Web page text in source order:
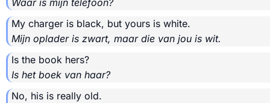
Waar is mijn telefoon?
My charger is black, but yours is white.
Mijn oplader is zwart, maar die van jou is wit.
Is the book hers?
Is het boek van haar?
No, his is really old.